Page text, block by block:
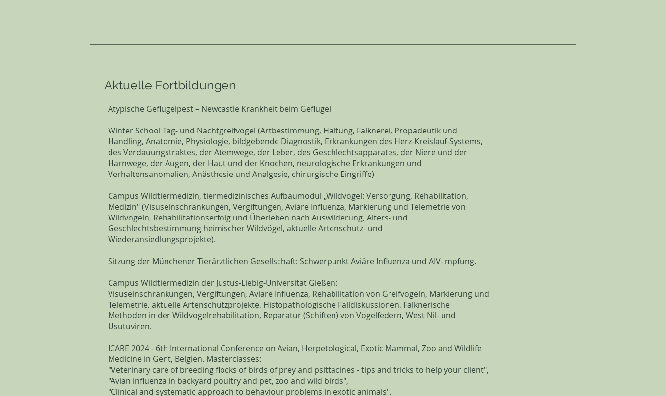
Aktuelle Fortbildungen
Atypische Geflügelpest – Newcastle Krankheit beim Geflügel
Winter School Tag- und Nachtgreifvögel (Artbestimmung, Haltung, Falknerei, Propädeutik und
Handling, Anatomie, Physiologie, bildgebende Diagnostik, Erkrankungen des Herz-Kreislauf-Systems,
des Verdauungstraktes, der Atemwege, der Leber, des Geschlechtsapparates, der Niere und der
Harnwege, der Augen, der Haut und der Knochen, neurologische Erkrankungen und
Verhaltensanomalien, Anästhesie und Analgesie, chirurgische Eingriffe)
​Campus Wildtiermedizin, tiermedizinisches Aufbaumodul „Wildvögel: Versorgung, Rehabilitation,
Medizin" (​Visuseinschränkungen, Vergiftungen, Aviäre Influenza, Markierung und Telemetrie von
Wildvögeln, Rehabilitationserfolg und Überleben nach Auswilderung, Alters- und
Geschlechtsbestimmung heimischer Wildvögel, aktuelle Artenschutz- und
Wiederansiedlungsprojekte).
Sitzung der Münchener Tierärztlichen Gesellschaft: Schwerpunkt Aviäre Influenza und AIV-Impfung.
Campus Wildtiermedizin der Justus-Liebig-Universität Gießen:
Visuseinschränkungen, Vergiftungen, Aviäre Influenza, Rehabilitation von Greifvögeln, Markierung und
Telemetrie, aktuelle Artenschutzprojekte, Histopathologische Falldiskussionen, Falknerische
Methoden in der Wildvogelrehabilitation, Reparatur (Schiften) von Vogelfedern, West Nil- und
Usutuviren.
ICARE 2024 - 6th International Conference on Avian, Herpetological, Exotic Mammal, Zoo and Wildlife
Medicine in Gent, Belgien. Masterclasses:
"Veterinary care of breeding flocks of birds of prey and psittacines - tips and tricks to help your client",
"Avian influenza in backyard poultry and pet, zoo and wild birds",
"Clinical and systematic approach to behaviour problems in exotic animals".